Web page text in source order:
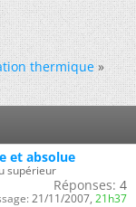
thermique »
et absolue
supérieur
Réponses: 4
21/11/2007, 21h37